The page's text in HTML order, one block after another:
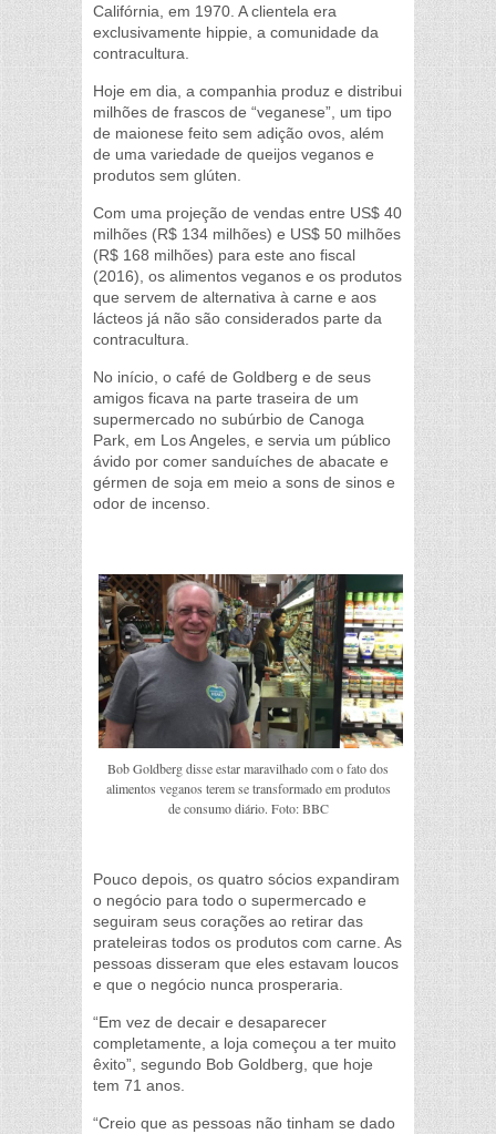
Califórnia, em 1970. A clientela era
exclusivamente hippie, a comunidade da
contracultura.
Hoje em dia, a companhia produz e distribui
milhões de frascos de “veganese”, um tipo
de maionese feito sem adição ovos, além
de uma variedade de queijos veganos e
produtos sem glúten.
Com uma projeção de vendas entre US$ 40
milhões (R$ 134 milhões) e US$ 50 milhões
(R$ 168 milhões) para este ano fiscal
(2016), os alimentos veganos e os produtos
que servem de alternativa à carne e aos
lácteos já não são considerados parte da
contracultura.
No início, o café de Goldberg e de seus
amigos ficava na parte traseira de um
supermercado no subúrbio de Canoga
Park, em Los Angeles, e servia um público
ávido por comer sanduíches de abacate e
gérmen de soja em meio a sons de sinos e
odor de incenso.
Bob Goldberg disse estar maravilhado com o fato dos
alimentos veganos terem se transformado em produtos
de consumo diário. Foto: BBC
Pouco depois, os quatro sócios expandiram
o negócio para todo o supermercado e
seguiram seus corações ao retirar das
prateleiras todos os produtos com carne. As
pessoas disseram que eles estavam loucos
e que o negócio nunca prosperaria.
“Em vez de decair e desaparecer
completamente, a loja começou a ter muito
êxito”, segundo Bob Goldberg, que hoje
tem 71 anos.
“Creio que as pessoas não tinham se dado